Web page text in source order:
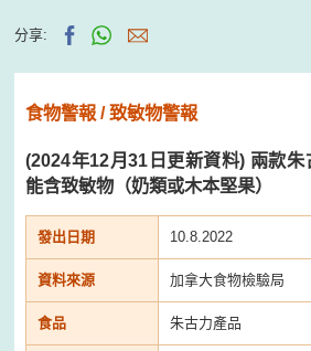
分享:
食物警報 / 致敏物警報
(2024年12月31日更新資料) 兩款
能含致敏物（奶類或木本堅果）
發出日期 10.8.2022
資料來源 加拿大食物檢驗局
食品 朱古力產品